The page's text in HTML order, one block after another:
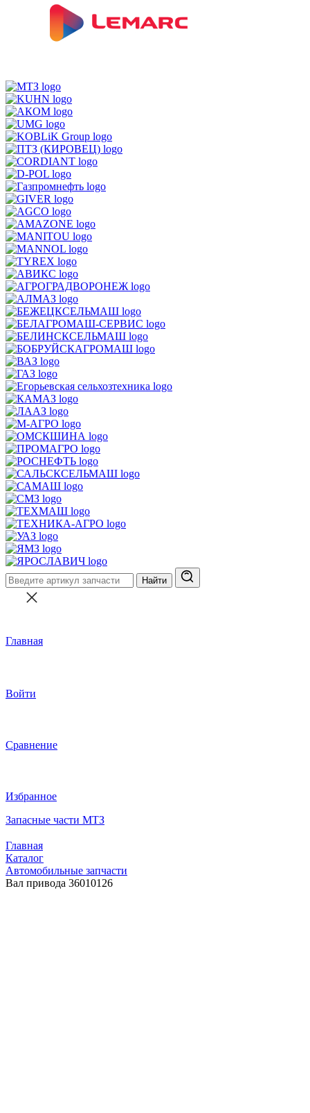
Найти
Главная
Войти
Сравнение
Избранное
Запасные части МТЗ
Главная
Каталог
Автомобильные запчасти
Вал привода 36010126